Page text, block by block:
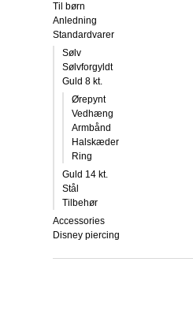
Til børn
Anledning
Standardvarer
Sølv
Sølvforgyldt
Guld 8 kt.
Ørepynt
Vedhæng
Armbånd
Halskæder
Ring
Guld 14 kt.
Stål
Tilbehør
Accessories
Disney piercing